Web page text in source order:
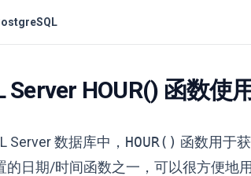
Server HOUR() 函数使
Server 数据库中， HOUR() 函数用于
的日期/时间函数之一，可以很方便地